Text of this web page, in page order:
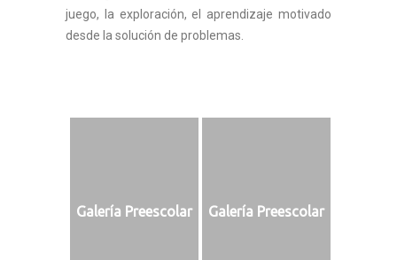
juego, la exploración, el aprendizaje motivado
desde la solución de problemas.
Galería Preescolar Galería Preescolar